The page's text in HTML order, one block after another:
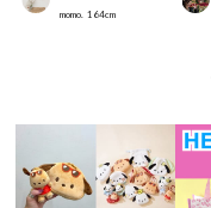
momo. 164cm